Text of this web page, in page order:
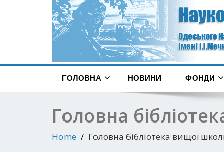
ГОЛОВНА НОВИНИ ФОНДИ
Головна
Home Головна бібліотека вищої